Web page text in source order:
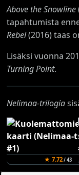
Above the Snowline
tapahtumista
Rebel(2016) taas
Lisäksi vuonna
Turning Point.
Nelimaa-trilogia
★ 7.72/ 43